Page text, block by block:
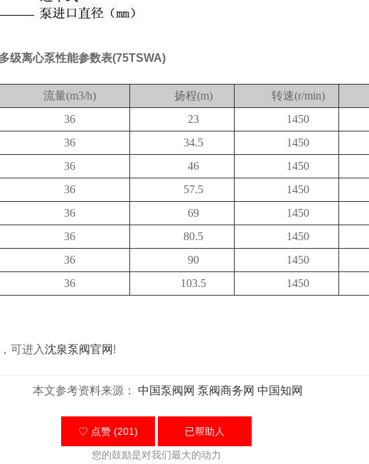
级离心泵性能参数表(75TSWA)
流量(m3/h) 扬程(m) 转速(r/min)
36 23 1450
36 34.5 1450
36 46 1450
36 57.5 1450
36 69 1450
36 80.5 1450
36 90 1450
36 103.5 1450
可进入沈泉泵阀官网 !
本文参考资料来源： 中国泵阀网 泵阀商务网 中国知网
♡ 点赞 (201) 已帮助人
您的鼓励是对我们最大的动力